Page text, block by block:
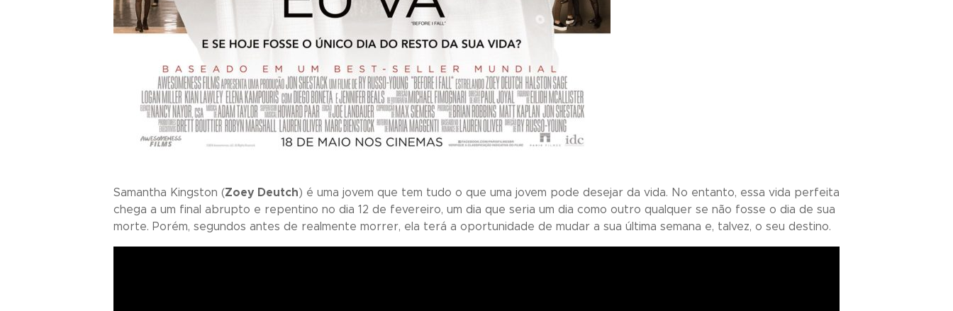
Samantha Kingston (Zoey Deutch) é uma jovem que tem tudo o que uma jovem pode desejar da vida. No entanto, essa vida perfeita
chega a um final abrupto e repentino no dia 12 de fevereiro, um dia que seria um dia como outro qualquer se não fosse o dia de sua
morte. Porém, segundos antes de realmente morrer, ela terá a oportunidade de mudar a sua última semana e, talvez, o seu destino.